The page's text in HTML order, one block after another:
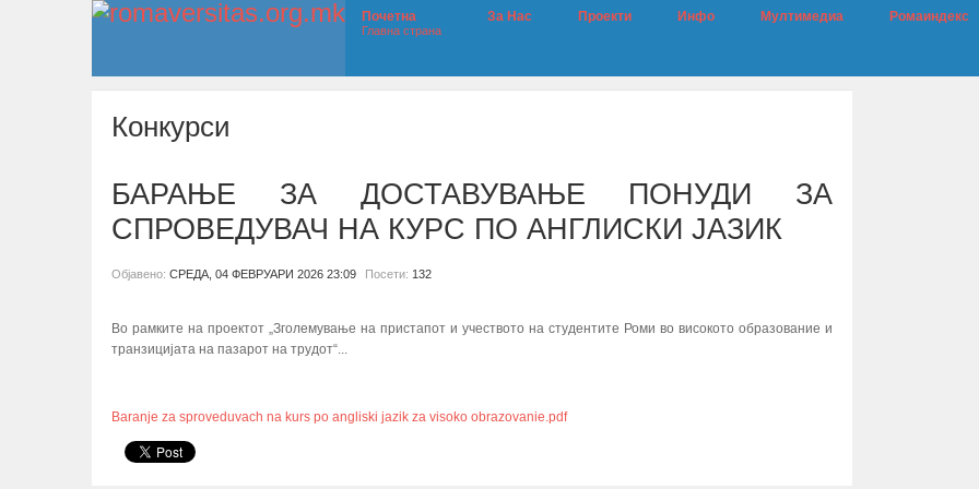
Почетна
Главна страна
За Нас Проекти Инфо Мултимедиа Ромаиндекс
Конкурси
БАРАЊЕ ЗА ДОСТАВУВАЊЕ ПОНУДИ ЗА
СПРОВЕДУВАЧ НА КУРС ПО АНГЛИСКИ ЈАЗИК
Објавено: СРЕДА, 04 ФЕВРУАРИ 2026 23:09 Посети: 132
Во рамките на проектот „Зголемување на пристапот и учеството на студентите Роми во високото образование и
транзицијата на пазарот на трудот“...
Baranje za sproveduvach na kurs po angliski jazik za visoko obrazovanie.pdf